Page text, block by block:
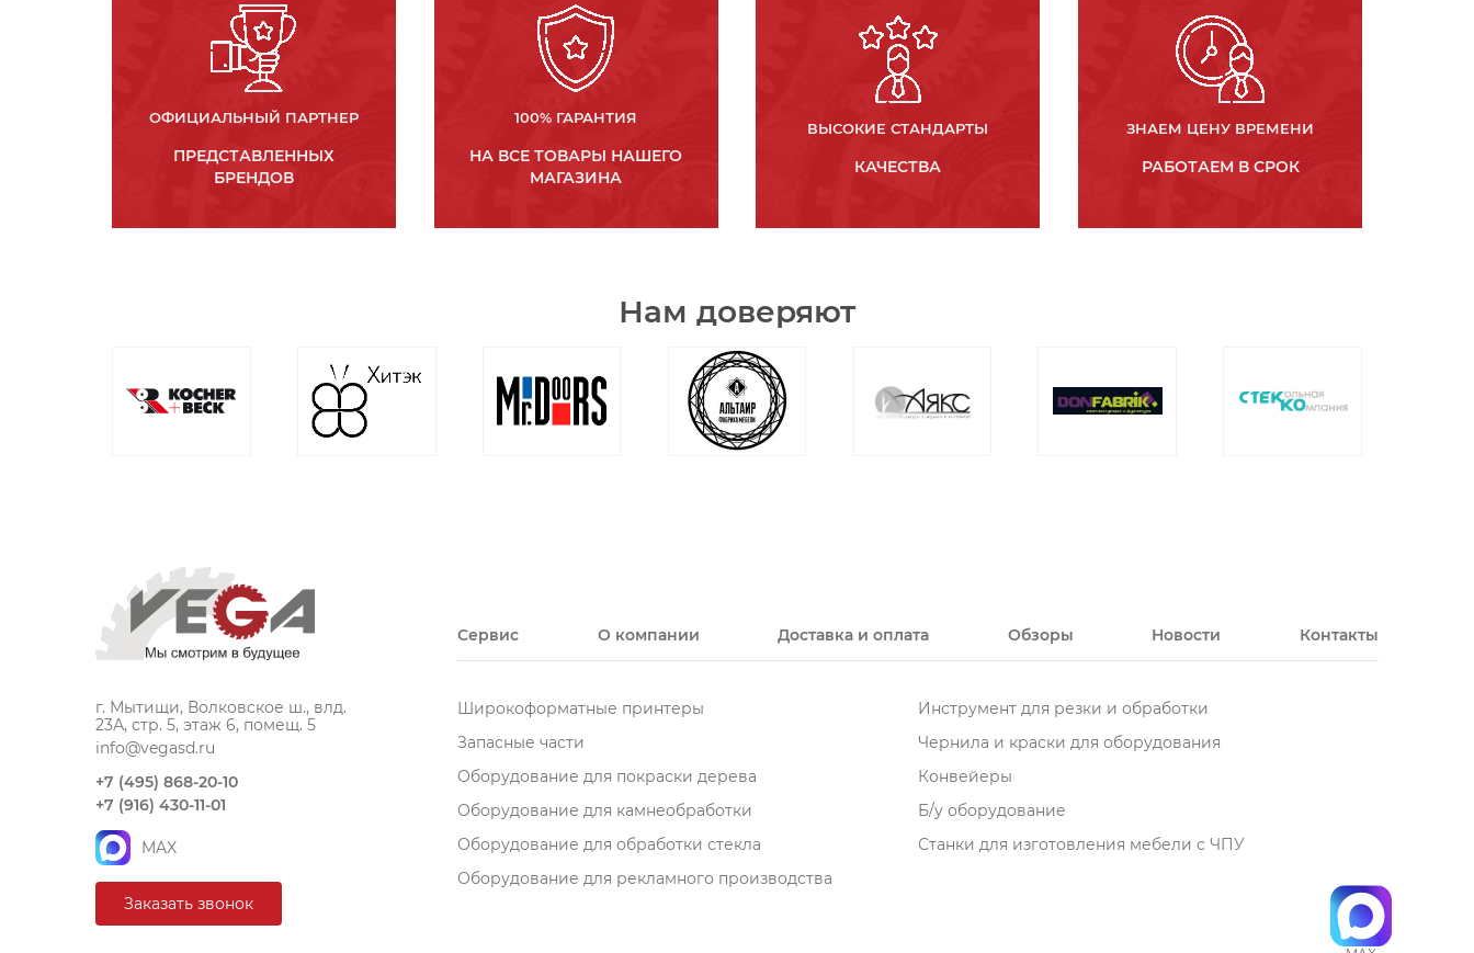
ОФИЦИАЛЬНЫЙ ПАРТНЕР
ПРЕДСТАВЛЕННЫХ
БРЕНДОВ
100% ГАРАНТИЯ
НА ВСЕ ТОВАРЫ НАШЕГО
МАГАЗИНА
ВЫСОКИЕ СТАНДАРТЫ
КАЧЕСТВА
ЗНАЕМ ЦЕНУ ВРЕМЕНИ
РАБОТАЕМ В СРОК
Нам доверяют
г. Мытищи, Волковское ш., влд.
23А, стр. 5, этаж 6, помещ. 5
info@vegasd.ru
+7 (495) 868-20-10
+7 (916) 430-11-01
MAX
Заказать звонок
Сервис О компании Доставка и оплата Обзоры Новости Контакты
Широкоформатные принтеры
Запасные части
Оборудование для покраски дерева
Оборудование для камнеобработки
Оборудование для обработки стекла
Оборудование для рекламного производства
Инструмент для резки и обработки
Чернила и краски для оборудования
Конвейеры
Б/у оборудование
Станки для изготовления мебели с ЧПУ